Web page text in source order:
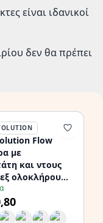
είναι ιδανικοί
δεν θα πρέπει
Flow
με
και ντους
ολοκλήρου
ατσάλι